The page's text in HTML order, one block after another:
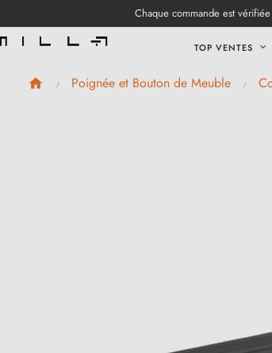
Chaque commande est
TOP VENTES
Poignée et Bouton de Meuble